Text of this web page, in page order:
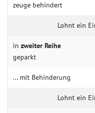
zeuge behindert
in zweiter Reihe
geparkt
... mit Behin­derung